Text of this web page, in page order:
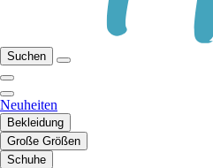
Suchen
Neuheiten
Bekleidung
Große Größen
Schuhe